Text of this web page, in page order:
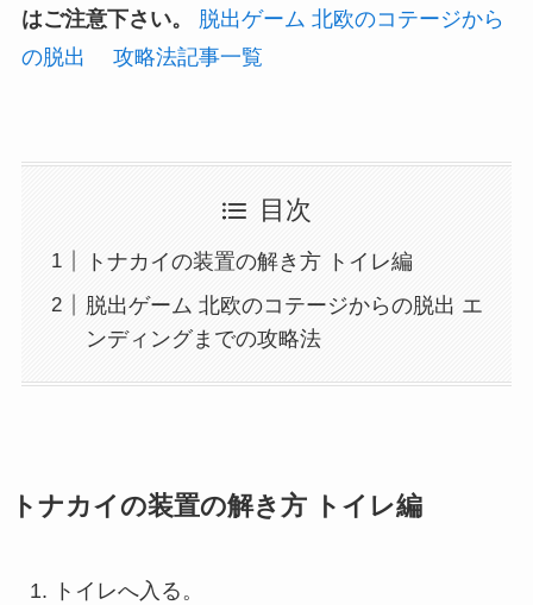
はご注意下さい。
脱出ゲーム 北欧のコテージから
の脱出 攻略法記事一覧
目次
トナカイの装置の解き方 トイレ編
脱出ゲーム 北欧のコテージからの脱出 エ
ンディングまでの攻略法
トナカイの装置の解き方 トイレ編
トイレへ入る。